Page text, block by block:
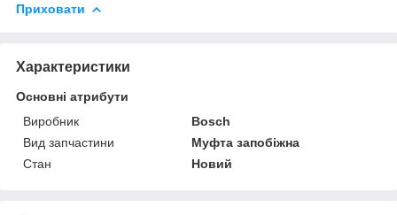
Приховати
Характеристики
Основні атрибути
Виробник
Bosch
Вид запчастини
Муфта запобіжна
Стан
Новий